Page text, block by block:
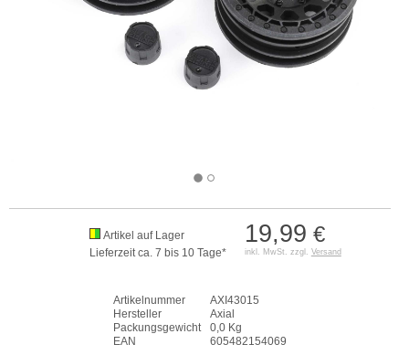
19,99 €
inkl. MwSt. zzgl. Versand
Artikel auf Lager
Lieferzeit ca. 7 bis 10 Tage*
Artikelnummer
AXI43015
Hersteller
Axial
Packungsgewicht
0,0 Kg
EAN
605482154069